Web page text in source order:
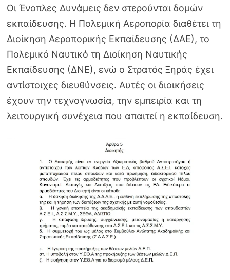
Οι Ένοπλες Δυνάμεις δεν στερούνται δομών
εκπαίδευσης. Η Πολεμική Αεροπορία διαθέτει τη
Διοίκηση Αεροπορικής Εκπαίδευσης (ΔΑΕ), το
Πολεμικό Ναυτικό τη Διοίκηση Ναυτικής
Εκπαίδευσης (ΔΝΕ), ενώ ο Στρατός Ξηράς έχει
αντίστοιχες διευθύνσεις. Αυτές οι διοικήσεις
έχουν την τεχνογνωσία, την εμπειρία και τη
λειτουργική συνέχεια που απαιτεί η εκπαίδευση.